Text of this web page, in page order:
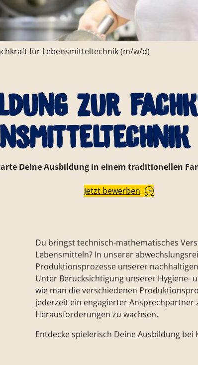
für Lebensmitteltechnik (m/w/d)
zur
Deine Ausbildung in einem traditionellen
Jetzt bewerben
Du bringst technisch-mathematisches
Lebensmitteln? In unserer
Produktionsprozesse unserer
Unter Berücksichtigung unserer Hygiene-
wie man die verschiedenen
jederzeit ein engagierter
Herausforderungen zu wachsen.
Entdecke spielerisch Deine Ausbildung bei